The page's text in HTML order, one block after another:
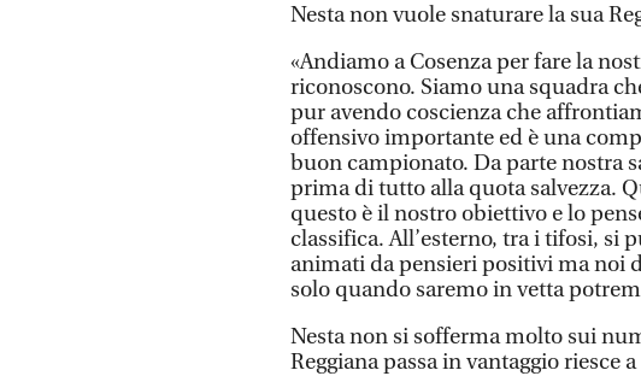
Nesta non vuole snaturare la sua
«Andiamo a Cosenza per fare la
riconoscono. Siamo una squadra
pur avendo coscienza che
offensivo importante ed è una
buon campionato. Da parte nostra
prima di tutto alla quota salvezza.
questo è il nostro obiettivo e lo
classifica. All’esterno, tra i tifosi, si
animati da pensieri positivi ma noi
solo quando saremo in vetta
Nesta non si sofferma molto sui
Reggiana passa in vantaggio riesce